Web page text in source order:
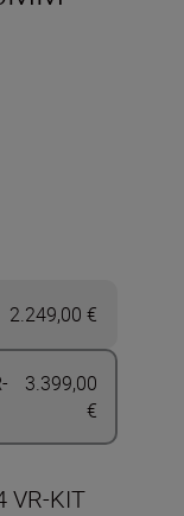
2.249,00 €
3.399,00
€
VR-KIT